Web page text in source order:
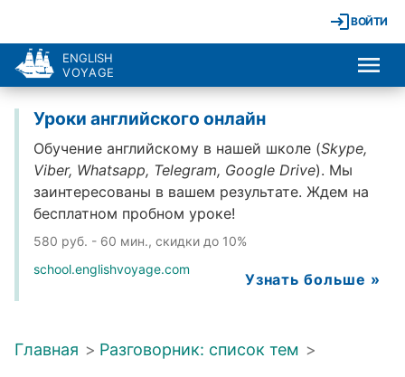
ВОЙТИ
ENGLISH
VOYAGE
Уроки английского онлайн
Обучение английскому в нашей школе (Skype,
Viber, Whatsapp, Telegram, Google Drive). Мы
заинтересованы в вашем результате. Ждем на
бесплатном пробном уроке!
580 руб. - 60 мин., скидки до 10%
school.englishvoyage.com
Узнать больше »
Главная > Разговорник: список тем >